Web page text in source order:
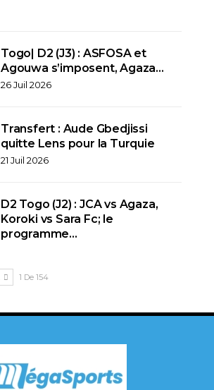
Togo| D2 (J3) : ASFOSA et
Agouwa s’imposent, Agaza…
26 Juil 2026
Transfert : Aude Gbedjissi
quitte Lens pour la Turquie
21 Juil 2026
D2 Togo (J2) : JCA vs Agaza,
Koroki vs Sara Fc; le
programme…
1 De 154